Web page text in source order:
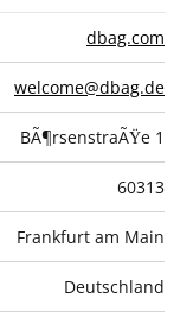
dbag.com
welcome@dbag.de
BÃ¶rsenstraÃŸe 1
60313
Frankfurt am Main
Deutschland